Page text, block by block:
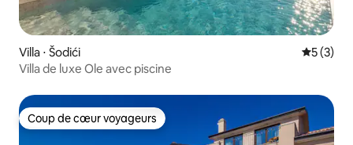
Villa ⋅ Šodići
5 (3)
Villa de luxe Ole avec piscine
Coup de cœur voyageurs
Coup de cœur voyageurs